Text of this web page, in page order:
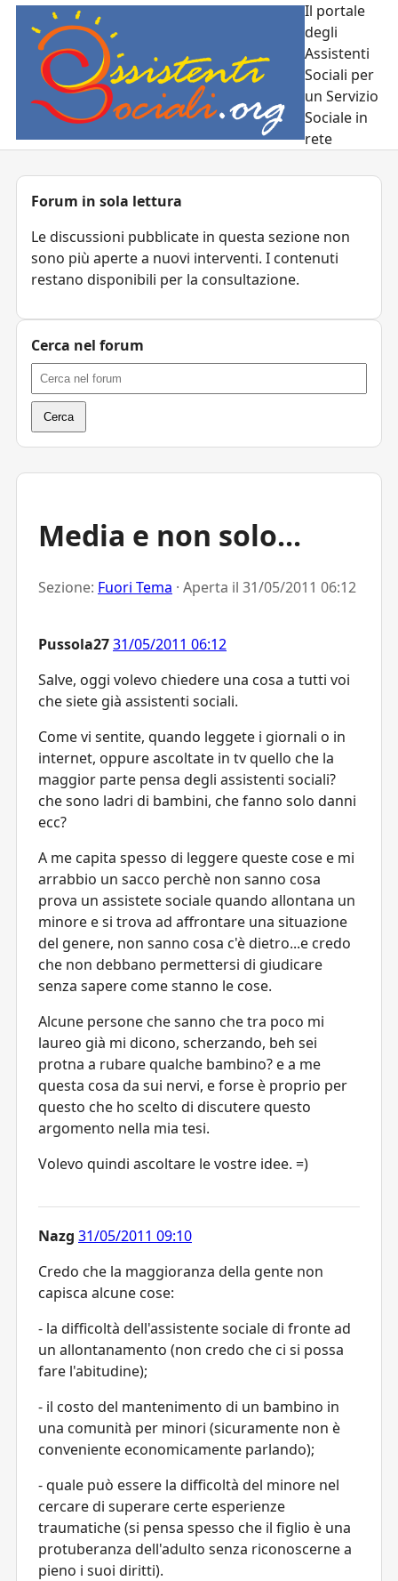
Il portale
degli
Assistenti
Sociali per
un Servizio
Sociale in
rete
Media e non solo...
Sezione: Fuori Tema · Aperta il 31/05/2011 06:12
Pussola2731/05/2011 06:12
Salve, oggi volevo chiedere una cosa a tutti voi
che siete già assistenti sociali.
Come vi sentite, quando leggete i giornali o in
internet, oppure ascoltate in tv quello che la
maggior parte pensa degli assistenti sociali?
che sono ladri di bambini, che fanno solo danni
ecc?
A me capita spesso di leggere queste cose e mi
arrabbio un sacco perchè non sanno cosa
prova un assistete sociale quando allontana un
minore e si trova ad affrontare una situazione
del genere, non sanno cosa c'è dietro...e credo
che non debbano permettersi di giudicare
senza sapere come stanno le cose.
Alcune persone che sanno che tra poco mi
laureo già mi dicono, scherzando, beh sei
protna a rubare qualche bambino? e a me
questa cosa da sui nervi, e forse è proprio per
questo che ho scelto di discutere questo
argomento nella mia tesi.
Volevo quindi ascoltare le vostre idee. =)
Nazg 31/05/2011 09:10
Credo che la maggioranza della gente non
capisca alcune cose:
- la difficoltà dell'assistente sociale di fronte ad
un allontanamento (non credo che ci si possa
fare l'abitudine);
- il costo del mantenimento di un bambino in
una comunità per minori (sicuramente non è
conveniente economicamente parlando);
- quale può essere la difficoltà del minore nel
cercare di superare certe esperienze
traumatiche (si pensa spesso che il figlio è una
protuberanza dell'adulto senza riconoscerne a
pieno i suoi diritti).
Forum in sola lettura
Le discussioni pubblicate in questa sezione non
sono più aperte a nuovi interventi. I contenuti
restano disponibili per la consultazione.
Cerca nel forum
Cerca